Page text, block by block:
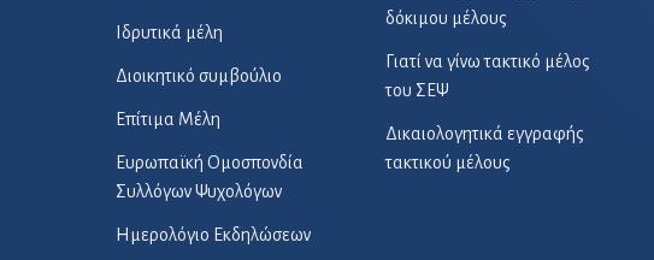
Ιδρυτικά μέλη
Διοικητικό συμβούλιο
Επίτιμα Μέλη
Ευρωπαϊκή Ομοσπονδία
Συλλόγων Ψυχολόγων
Ημερολόγιο Εκδηλώσεων
δόκιμου μέλους
Γιατί να γίνω τακτικό μέλος
του ΣΕΨ
Δικαιολογητικά εγγραφής
τακτικού μέλους